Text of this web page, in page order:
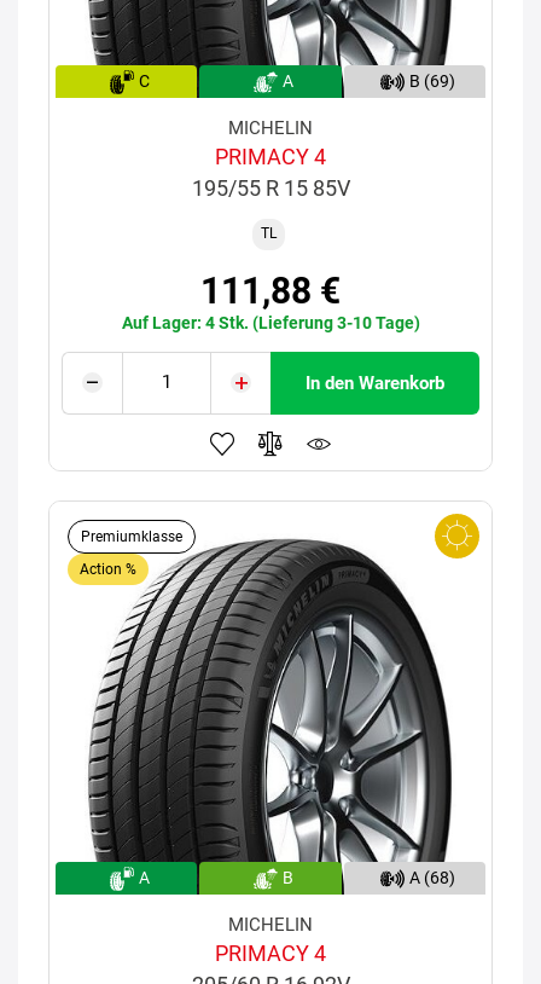
C A B (69)
MICHELIN
PRIMACY 4
195/55 R 15 85V
TL
111,88 €
Auf Lager: 4 Stk. (Lieferung 3-10 Tage)
In den Warenkorb
Premiumklasse
Action %
A B A (68)
MICHELIN
PRIMACY 4